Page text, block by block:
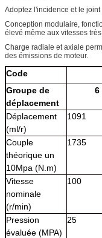
Adoptez l'incidence et le joint
Conception modulaire,
élevé même aux vitesses
Charge radiale et axiale
des émissions de moteur.
Code
Groupe de
déplacement
6
Déplacement
(ml/r)
1091
Couple
théorique un
10Mpa (N.m)
1735
Vitesse
nominale
(r/min)
100
Pression
évaluée (MPA)
25